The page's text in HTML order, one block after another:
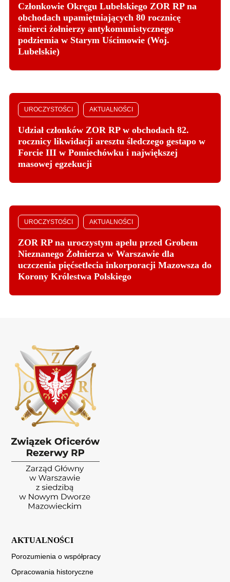
Członkowie Okręgu Lubelskiego ZOR RP na
obchodach upamiętniających 80 rocznicę
śmierci żołnierzy antykomunistycznego
podziemia w Starym Uścimowie (Woj.
Lubelskie)
UROCZYSTOŚCI AKTUALNOŚCI
Udział członków ZOR RP w obchodach 82.
rocznicy likwidacji aresztu śledczego gestapo w
Forcie III w Pomiechówku i największej
masowej egzekucji
UROCZYSTOŚCI AKTUALNOŚCI
ZOR RP na uroczystym apelu przed Grobem
Nieznanego Żołnierza w Warszawie dla
uczczenia pięćsetlecia inkorporacji Mazowsza do
Korony Królestwa Polskiego
AKTUALNOŚCI
Porozumienia o współpracy
Opracowania historyczne